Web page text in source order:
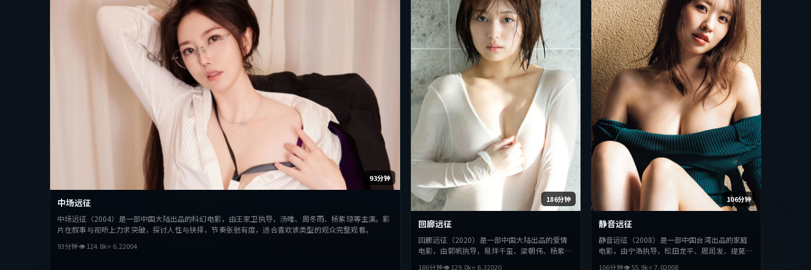
93分钟
中场远征
中场远征（2004）是一部中国大陆出品的科幻电影，由王家卫执导，汤唯、周冬雨、杨紫琼等主演。影
片在叙事与视听上力求突破，探讨人性与抉择，节奏张弛有度，适合喜欢该类型的观众完整观看。
93分钟👁124.8k⭐ 6.22004
186分钟
回廊远征
回廊远征（2020）是一部中国大陆出品的爱情
电影，由郭帆执导，易烊千玺、梁朝伟、杨紫等
186分钟👁129.0k⭐ 6.32020
106分钟
静音远征
静音远征（2008）是一部中国台湾出品的家庭
电影，由宁浩执导，松田龙平、周润发、提莫西
106分钟👁55.9k⭐7.02008